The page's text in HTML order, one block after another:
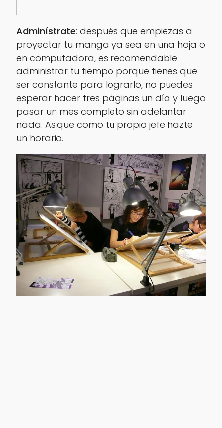
Adminístrate: después que empiezas a
proyectar tu manga ya sea en una hoja o
en computadora, es recomendable
administrar tu tiempo porque tienes que
ser constante para lograrlo, no puedes
esperar hacer tres páginas un día y luego
pasar un mes completo sin adelantar
nada. Asique como tu propio jefe hazte
un horario.